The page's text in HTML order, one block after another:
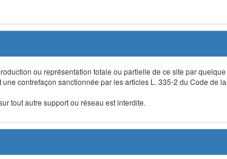
ou représentation totale ou partielle de ce site par
contrefaçon sanctionnée par les articles L. 335-2 du Code de
tout autre support ou réseau est interdite.